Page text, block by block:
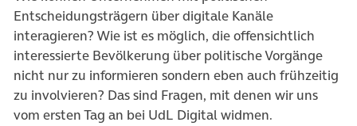
Entscheidungsträgern über digitale Kanäle
interagieren? Wie ist es möglich, die offensichtlich
interessierte Bevölkerung über politische Vorgänge
nicht nur zu informieren sondern eben auch frühzeitig
zu involvieren? Das sind Fragen, mit denen wir uns
vom ersten Tag an bei UdL Digital widmen.